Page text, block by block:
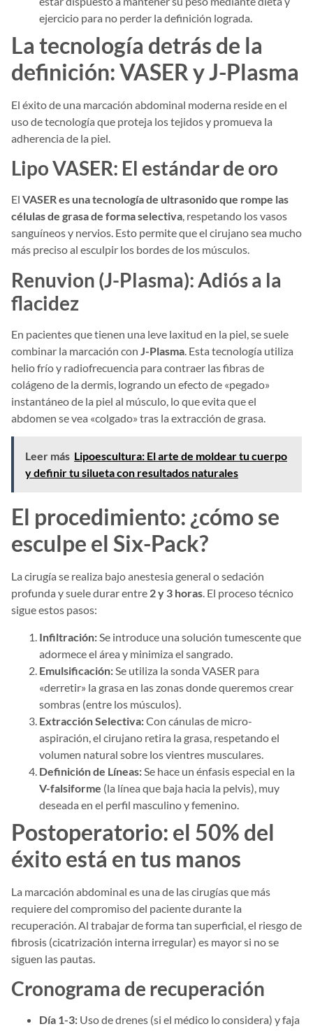
ejercicio para no perder la definición lograda.
La tecnología detrás de la
definición: VASER y J-Plasma
El éxito de una marcación abdominal moderna reside en el
uso de tecnología que proteja los tejidos y promueva la
adherencia de la piel.
Lipo VASER: El estándar de oro
El VASER es una tecnología de ultrasonido que rompe las
células de grasa de forma selectiva, respetando los vasos
sanguíneos y nervios. Esto permite que el cirujano sea mucho
más preciso al esculpir los bordes de los músculos.
Renuvion (J-Plasma): Adiós a la
flacidez
En pacientes que tienen una leve laxitud en la piel, se suele
combinar la marcación con J-Plasma . Esta tecnología utiliza
helio frío y radiofrecuencia para contraer las fibras de
colágeno de la dermis, logrando un efecto de «pegado»
instantáneo de la piel al músculo, lo que evita que el
abdomen se vea «colgado» tras la extracción de grasa.
Leer más Lipoescultura: El arte de moldear tu cuerpo
y definir tu silueta con resultados naturales
El procedimiento: ¿cómo se
esculpe el Six-Pack?
La cirugía se realiza bajo anestesia general o sedación
profunda y suele durar entre 2 y 3 horas. El proceso técnico
sigue estos pasos:
Infiltración: Se introduce una solución tumescente que
adormece el área y minimiza el sangrado.
Emulsificación: Se utiliza la sonda VASER para
«derretir» la grasa en las zonas donde queremos crear
sombras (entre los músculos).
Extracción Selectiva:Con cánulas de micro-
aspiración, el cirujano retira la grasa, respetando el
volumen natural sobre los vientres musculares.
Definición de Líneas: Se hace un énfasis especial en la
V-falsiforme (la línea que baja hacia la pelvis), muy
deseada en el perfil masculino y femenino.
Postoperatorio: el 50% del
éxito está en tus manos
La marcación abdominal es una de las cirugías que más
requiere del compromiso del paciente durante la
recuperación. Al trabajar de forma tan superficial, el riesgo de
fibrosis (cicatrización interna irregular) es mayor si no se
siguen las pautas.
Cronograma de recuperación
Día 1-3: Uso de drenes (si el médico lo considera) y faja